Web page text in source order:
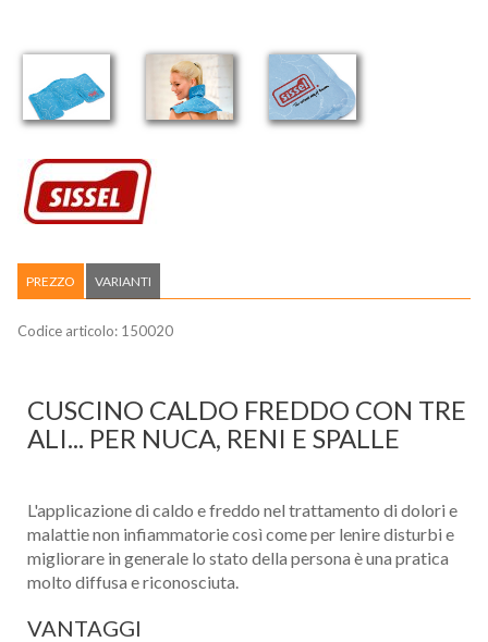
PREZZO VARIANTI
Codice articolo: 150020
CUSCINO CALDO FREDDO CON TRE
ALI... PER NUCA, RENI E SPALLE
L'applicazione di caldo e freddo nel trattamento di dolori e
malattie non infiammatorie così come per lenire disturbi e
migliorare in generale lo stato della persona è una pratica
molto diffusa e riconosciuta.
VANTAGGI